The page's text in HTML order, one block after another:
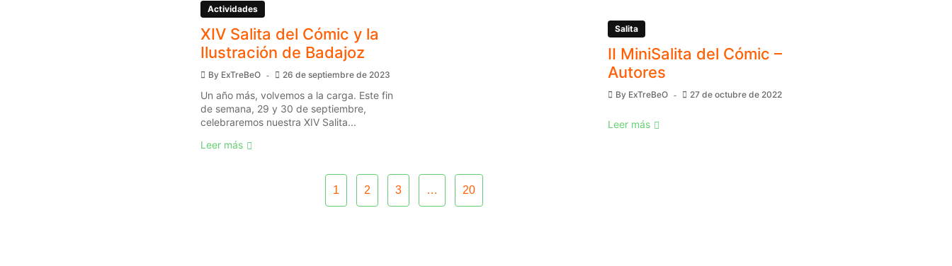
Actividades
XIV Salita del Cómic y la
Ilustración de Badajoz
By ExTreBeO 26 de septiembre de 2023
Un año más, volvemos a la carga. Este fin
de semana, 29 y 30 de septiembre,
celebraremos nuestra XIV Salita...
Leer más
Salita
II MiniSalita del Cómic –
Autores
By ExTreBeO 27 de octubre de 2022
Leer más
1 2 3 … 20